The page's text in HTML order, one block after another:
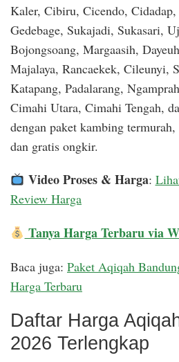
Kaler, Cibiru, Cicendo,
Gedebage, Sukajadi, Sukasari,
Bojongsoang, Margaasih,
Majalaya, Rancaekek, Cileunyi,
Katapang, Padalarang,
Cimahi Utara, Cimahi Tengah,
dengan paket kambing
dan gratis ongkir.
Video Proses & Harga:
Review Harga
Tanya Harga Terbaru via
Baca juga: Paket Aqiqah
Harga Terbaru
Daftar Harga
2026 Terlengkap